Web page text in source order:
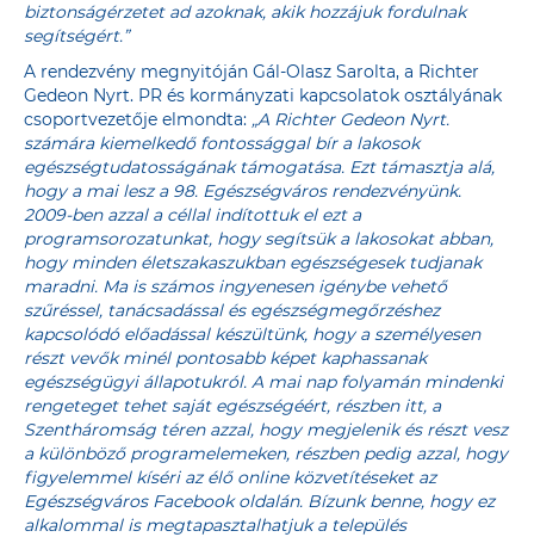
biztonságérzetet ad azoknak, akik hozzájuk fordulnak
segítségért.”
A rendezvény megnyitóján Gál-Olasz Sarolta, a Richter
Gedeon Nyrt. PR és kormányzati kapcsolatok osztályának
csoportvezetője elmondta: „A Richter Gedeon Nyrt.
számára kiemelkedő fontossággal bír a lakosok
egészségtudatosságának támogatása. Ezt támasztja alá,
hogy a mai lesz a 98. Egészségváros rendezvényünk.
2009-ben azzal a céllal indítottuk el ezt a
programsorozatunkat, hogy segítsük a lakosokat abban,
hogy minden életszakaszukban egészségesek tudjanak
maradni. Ma is számos ingyenesen igénybe vehető
szűréssel, tanácsadással és egészségmegőrzéshez
kapcsolódó előadással készültünk, hogy a személyesen
részt vevők minél pontosabb képet kaphassanak
egészségügyi állapotukról. A mai nap folyamán mindenki
rengeteget tehet saját egészségéért, részben itt, a
Szentháromság téren azzal, hogy megjelenik és részt vesz
a különböző programelemeken, részben pedig azzal, hogy
figyelemmel kíséri az élő online közvetítéseket az
Egészségváros Facebook oldalán. Bízunk benne, hogy ez
alkalommal is megtapasztalhatjuk a település